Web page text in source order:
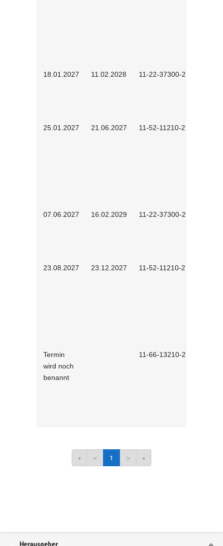
18.01.2027 11.02.2028 11-22-37300-2701
25.01.2027 21.06.2027 11-52-11210-2701
07.06.2027 16.02.2029 11-22-37300-2702
23.08.2027 23.12.2027 11-52-11210-2702
Termin
wird noch
benannt
11-66-13210-2701
« < 1 > »
Service